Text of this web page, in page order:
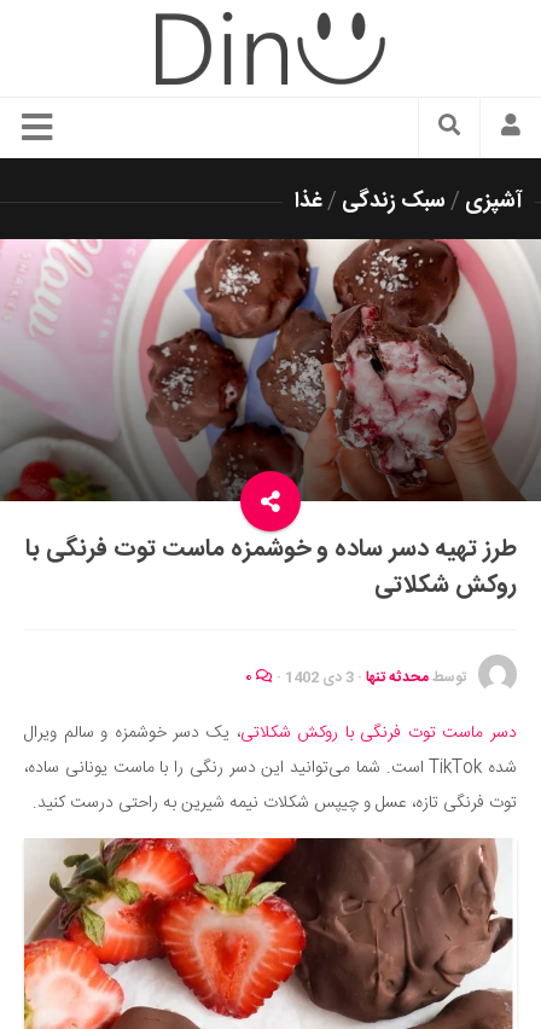
سبک زندگی
زیبایی و آرایش
شیک پوشی
دکوراسیون و چیدمان
غذا
رستوران گردی
آشپزی
سفر و گردشگری
ایران گردی
جهان گردی
موفقیت و مهارت‌های فردی
تغذیه سالم
بهداشت
بیماری و درمان
کودک و مادر
ورزش و تندرستی
روانشناسی
مراکز پزشکی و دارویی
آشپزی /سبک زندگی /غذا
طرز تهیه دسر ساده و خوشمزه ماست توت فرنگی با
روکش شکلاتی
توسطمحدثه تنها · 3 دی 1402 ·
دسر ماست توت فرنگی با روکش شکلاتی، یک دسر خوشمزه و سالم ویرال
شده TikTok است. شما می‌توانید این دسر رنگی را با ماست یونانی ساده،
توت فرنگی تازه، عسل و چیپس شکلات نیمه شیرین به راحتی درست کنید.